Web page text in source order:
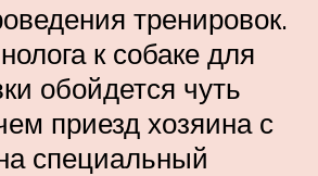
тренировок.
к собаке для
обойдется чуть
приезд хозяина с
специальный